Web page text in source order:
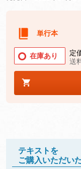
単行本
在庫あり 定
送
テキストを
ご購入いただい